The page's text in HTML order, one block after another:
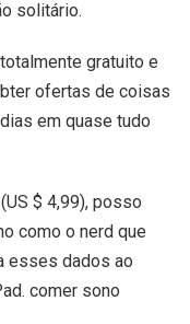
solitário.
gratuito e
ofertas de coisas
em quase tudo
$ 4,99), posso
como o nerd que
esses dados ao
comer sono